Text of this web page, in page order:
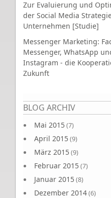
Zur Evaluierung und
der Social Media
Unternehmen [Studie]
Messenger Marketing:
Messenger, WhatsApp
Instagram - die
Zukunft
BLOG ARCHIV
Mai 2015(7)
April 2015(9)
März 2015(9)
Februar 2015(7)
Januar 2015(8)
Dezember 2014(6)
Seiten